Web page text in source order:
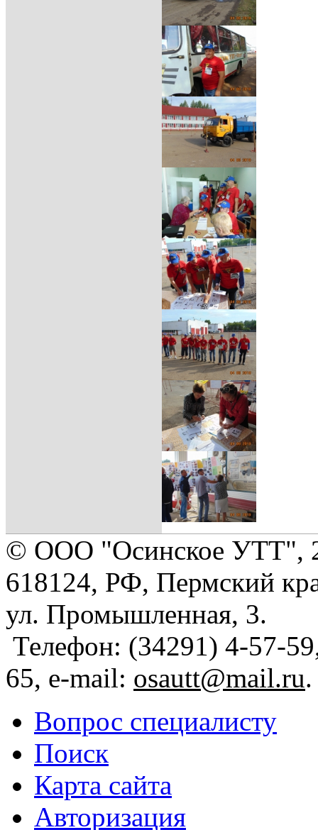
© ООО "Осинское УТТ",
618124, РФ, Пермский
ул. Промышленная, 3.
Телефон: (34291) 4-57-
65, e-mail: osautt@mail.ru.
Вопрос специалисту
Поиск
Карта сайта
Авторизация